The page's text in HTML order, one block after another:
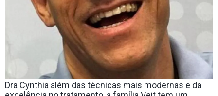
Dra Cynthia além das técnicas mais modernas e da